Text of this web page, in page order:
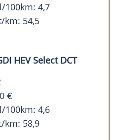
100km: 4,7
km: 54,5
HEV Select DCT
€
100km: 4,6
km: 58,9